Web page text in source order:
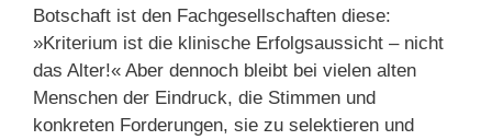
Botschaft ist den Fachgesellschaften diese:
»Kriterium ist die klinische Erfolgsaussicht – nicht
das Alter!« Aber dennoch bleibt bei vielen alten
Menschen der Eindruck, die Stimmen und
konkreten Forderungen, sie zu selektieren und